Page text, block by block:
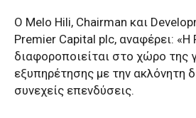
Ο Melo Hili, Chairman και
Premier Capital plc, αναφέρει:
διαφοροποιείται στο χώρο της
εξυπηρέτησης με την ακλόνητη
συνεχείς επενδύσεις.